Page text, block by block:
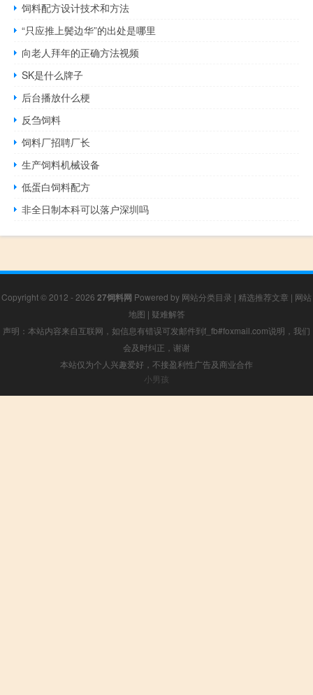
饲料配方设计技术和方法
“只应推上鬓边华”的出处是哪里
向老人拜年的正确方法视频
SK是什么牌子
后台播放什么梗
反刍饲料
饲料厂招聘厂长
生产饲料机械设备
低蛋白饲料配方
非全日制本科可以落户深圳吗
Copyright © 2012 - 2026 27饲料网 Powered by 网站分类目录 | 精选推荐文章 | 网站
地图 | 疑难解答
声明：本站内容来自互联网，如信息有错误可发邮件到f_fb#foxmail.com说明，我们
会及时纠正，谢谢
本站仅为个人兴趣爱好，不接盈利性广告及商业合作
小男孩